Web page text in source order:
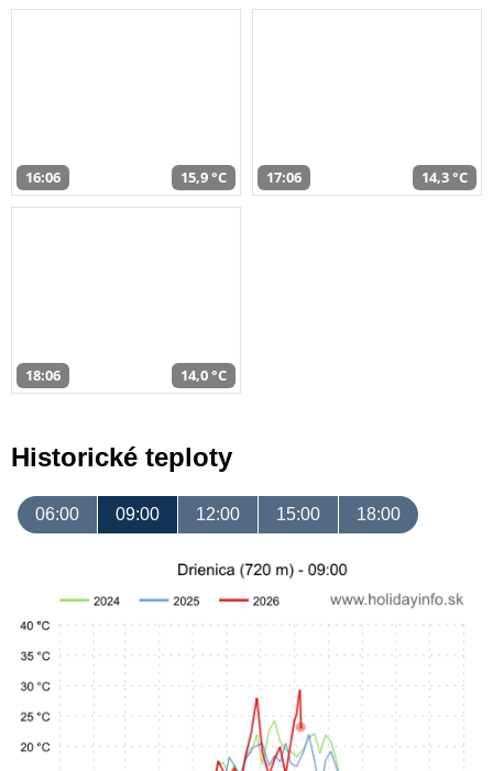
16:06 15,9 °C 17:06 14,3 °C
18:06 14,0 °C
Historické teploty
06:00 09:00 12:00 15:00 18:00